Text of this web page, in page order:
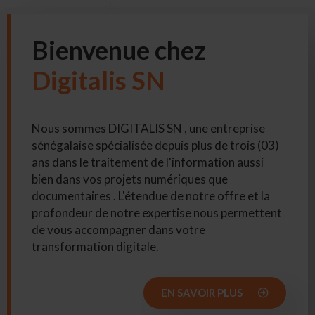
Bienvenue chez
Digitalis SN
Nous sommes DIGITALIS SN , une entreprise
sénégalaise spécialisée depuis plus de trois (03)
ans dans le traitement de l'information aussi
bien dans vos projets numériques que
documentaires . L'étendue de notre offre et la
profondeur de notre expertise nous permettent
de vous accompagner dans votre
transformation digitale.
EN SAVOIR PLUS